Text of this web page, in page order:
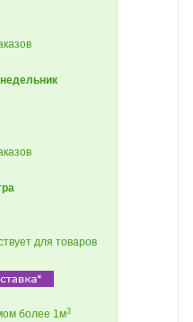
для товаров
более 1м3